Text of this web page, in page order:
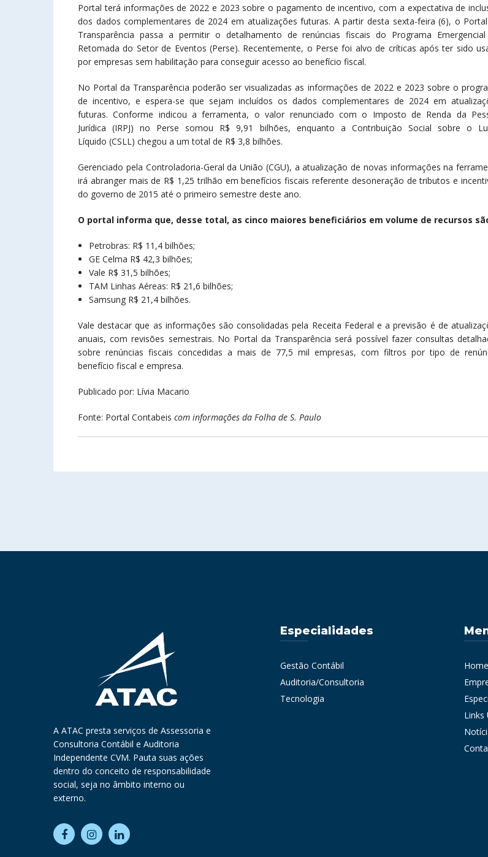
Portal terá informações de 2022 e 2023 sobre o pagamento de incentivo, com a expectativa de
dos dados complementares de 2024 em atualizações futuras. A partir desta sexta-feira (6), o
Transparência passa a permitir o detalhamento de renúncias fiscais do Programa
Retomada do Setor de Eventos (Perse). Recentemente, o Perse foi alvo de críticas após ter sido
por empresas sem habilitação para conseguir acesso ao benefício fiscal.
No Portal da Transparência poderão ser visualizadas as informações de 2022 e 2023 sobre o
de incentivo, e espera-se que sejam incluídos os dados complementares de 2024 em
futuras. Conforme indicou a ferramenta, o valor renunciado com o Imposto de Renda da
Jurídica (IRPJ) no Perse somou R$ 9,91 bilhões, enquanto a Contribuição Social sobre o
Líquido (CSLL) chegou a um total de R$ 3,8 bilhões.
Gerenciado pela Controladoria-Geral da União (CGU), a atualização de novas informações na
irá abranger mais de R$ 1,25 trilhão em benefícios fiscais referente desoneração de tributos e
do governo de 2015 até o primeiro semestre deste ano.
O portal informa que, desse total, as cinco maiores beneficiários em volume de recursos
Petrobras: R$ 11,4 bilhões;
GE Celma R$ 42,3 bilhões;
Vale R$ 31,5 bilhões;
TAM Linhas Aéreas: R$ 21,6 bilhões;
Samsung R$ 21,4 bilhões.
Vale destacar que as informações são consolidadas pela Receita Federal e a previsão é de
anuais, com revisões semestrais. No Portal da Transparência será possível fazer consultas
sobre renúncias fiscais concedidas a mais de 77,5 mil empresas, com filtros por tipo de
benefício fiscal e empresa.
Publicado por: Lívia Macario
Fonte: Portal Contabeis com informações da Folha de S. Paulo
A ATAC presta serviços de Assessoria e
Consultoria Contábil e Auditoria
Independente CVM. Pauta suas ações
dentro do conceito de responsabilidade
social, seja no âmbito interno ou
externo.
Especialidades
Gestão Contábil
Auditoria/Consultoria
Tecnologia
Home
Links